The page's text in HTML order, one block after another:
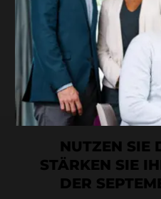
NUTZEN SIE
STÄRKEN SIE
DER